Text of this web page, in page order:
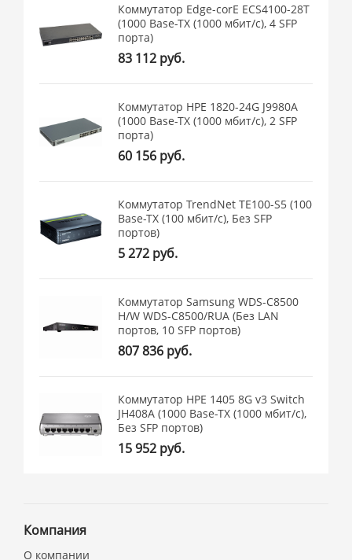
Коммутатор Edge-corE ECS4100-28T
(1000 Base-TX (1000 мбит/с), 4 SFP
порта)
83 112 руб.
Коммутатор HPE 1820-24G J9980A
(1000 Base-TX (1000 мбит/с), 2 SFP
порта)
60 156 руб.
Коммутатор TrendNet TE100-S5 (100
Base-TX (100 мбит/с), Без SFP
портов)
5 272 руб.
Коммутатор Samsung WDS-C8500
H/W WDS-C8500/RUA (Без LAN
портов, 10 SFP портов)
807 836 руб.
Коммутатор HPE 1405 8G v3 Switch
JH408A (1000 Base-TX (1000 мбит/с),
Без SFP портов)
15 952 руб.
Компания
О компании